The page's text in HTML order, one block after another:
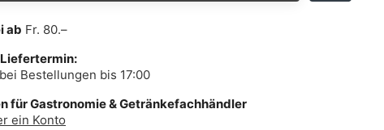
ab Fr. 80.–
Bestellungen bis 17:00
für Gastronomie & Getränkefachhändler
ein Konto